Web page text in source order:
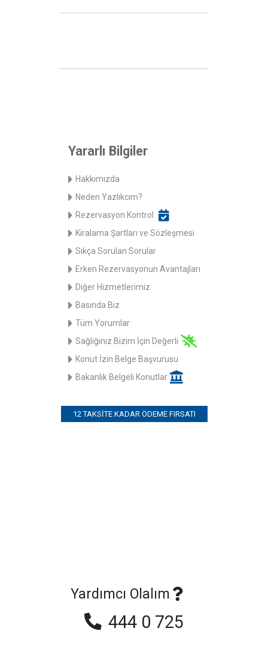
Yararlı Bilgiler
Hakkımızda
Neden Yazlıkcım?
Rezervasyon Kontrol
Kiralama Şartları ve Sözleşmesi
Sıkça Sorulan Sorular
Erken Rezervasyonun Avantajları
Diğer Hizmetlerimiz
Basında Biz
Tüm Yorumlar
Sağlığınız Bizim İçin Değerli
Konut İzin Belge Başvurusu
Bakanlık Belgeli Konutlar
12 TAKSITE KADAR ÖDEME FIRSATI
Yardımcı Olalım
444 0 725